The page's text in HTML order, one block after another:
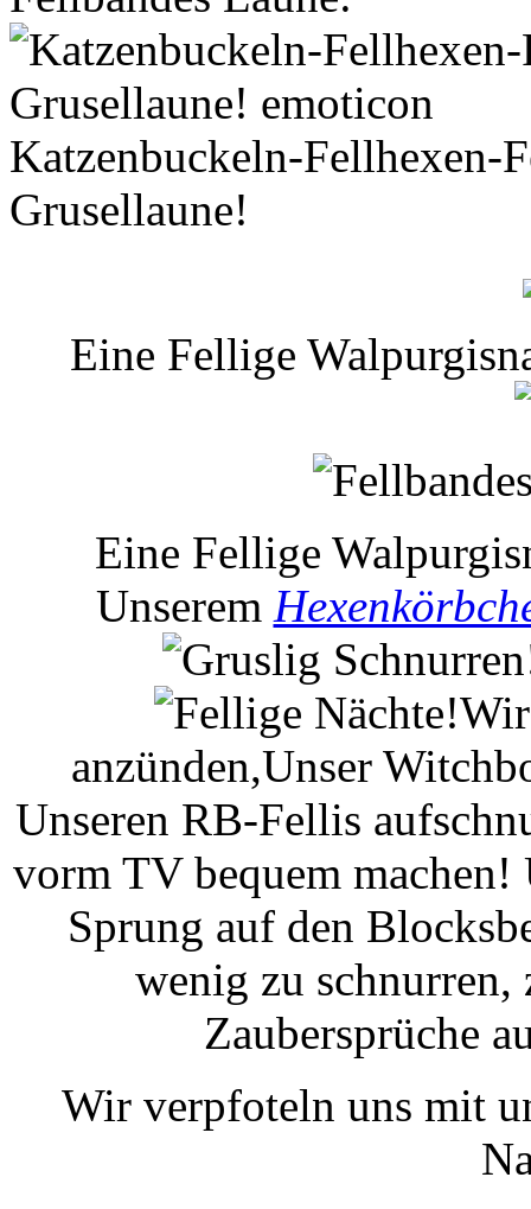
Katzenbuckeln-Fellhexen-
Grusellaune!
Eine Fellige
Eine Fellige
Unserem
anzünden,Unser
Unseren RB-Fellis
vorm TV bequem
Sprung auf den
wenig zu schnurren,
Zaubersprüche
Wir verpfoteln uns mit